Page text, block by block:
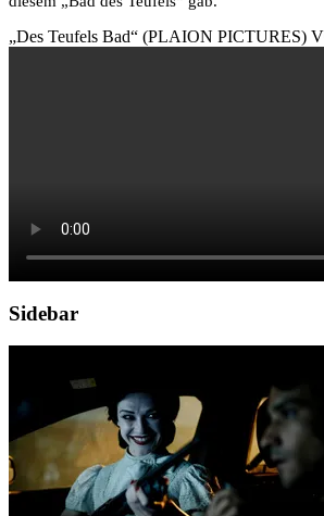
„Des Teufels Bad“ (PLAION PICTURES)
Sidebar